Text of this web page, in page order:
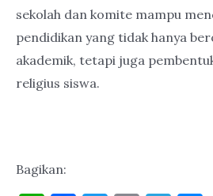
sekolah dan komite mampu
pendidikan yang tidak hanya
akademik, tetapi juga
religius siswa.
Bagikan: